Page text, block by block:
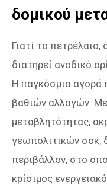
δομικού
Γιατί το
διατηρεί ανοδικό
Η παγκόσμια αγορά
βαθιών αλλαγών.
μεταβλητότητας,
γεωπολιτικών σοκ,
περιβάλλον, στο
κρίσιμος